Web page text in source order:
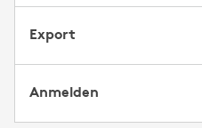
Export
Anmelden